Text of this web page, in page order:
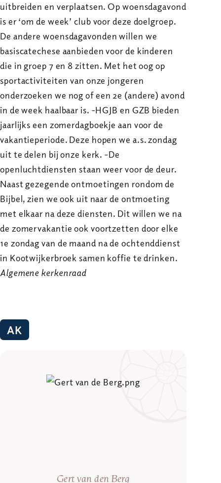
uitbreiden en verplaatsen. Op woensdagavond
is er ‘om de week’ club voor deze doelgroep.
De andere woensdagavonden willen we
basiscatechese aanbieden voor de kinderen
die in groep 7 en 8 zitten. Met het oog op
sportactiviteiten van onze jongeren
onderzoeken we nog of een 2e (andere) avond
in de week haalbaar is. -HGJB en GZB bieden
jaarlijks een zomerdagboekje aan voor de
vakantieperiode. Deze hopen we a.s. zondag
uit te delen bij onze kerk. -De
openluchtdiensten staan weer voor de deur.
Naast gezegende ontmoetingen rondom de
Bijbel, zien we ook uit naar de ontmoeting
met elkaar na deze diensten. Dit willen we na
de zomervakantie ook voortzetten door elke
1e zondag van de maand na de ochtenddienst
in Kootwijkerbroek samen koffie te drinken.
Algemene kerkenraad
AK
Gert van den Berg